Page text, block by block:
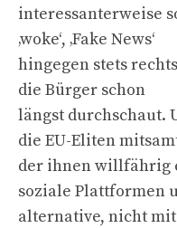
interessanterweise
‚woke‘, ‚Fake News‘
hingegen stets
die Bürger schon
längst durchschaut.
die EU-Eliten
der ihnen willfährig
soziale Plattformen
alternative, nicht